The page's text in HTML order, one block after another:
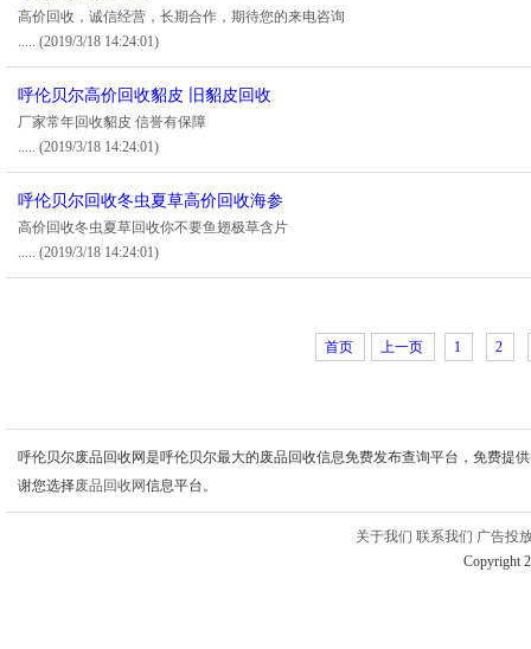
高价回收，诚信经营，长期合作，期待您的来电咨询
..... (2019/3/18 14:24:01)
呼伦贝尔高价回收貂皮 旧貂皮回收
厂家常年回收貂皮 信誉有保障
..... (2019/3/18 14:24:01)
呼伦贝尔回收冬虫夏草高价回收海参
高价回收冬虫夏草回收你不要鱼翅极草含片
..... (2019/3/18 14:24:01)
首页 上一页 1 2
呼伦贝尔废品回收网是呼伦贝尔最大的废品回收信息免费发布查询平台，免费提
谢您选择废品回收网信息平台。
关于我们 联系我们 广告投
Copyright